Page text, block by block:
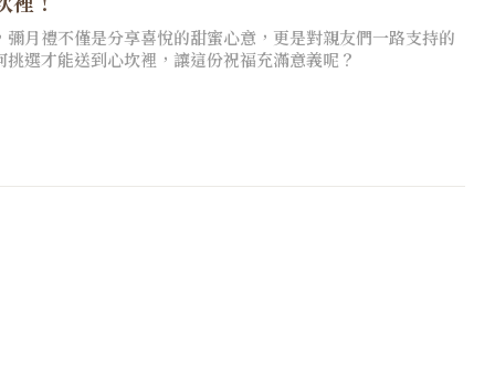
月禮不僅是分享喜悅的甜蜜心意，更是對親友們一路支持的
選才能送到心坎裡，讓這份祝福充滿意義呢？